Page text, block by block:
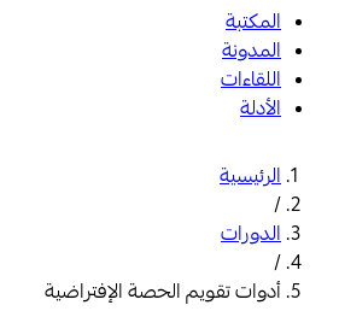
المكتبة
المدونة
اللقاءات
الأدلة
الرئيسية
/
الدورات
/
أدوات تقويم الحصة الإفتراضية